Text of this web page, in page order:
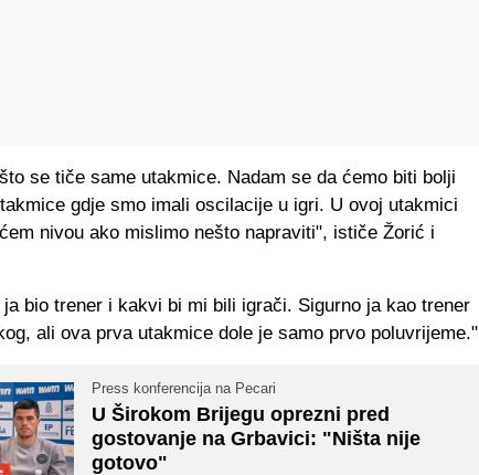
se tiče same utakmice. Nadam se da ćemo biti bolji
gdje smo imali oscilacije u igri. U ovoj utakmici
nivou ako mislimo nešto napraviti", ističe Žorić i
bio trener i kakvi bi mi bili igrači. Sigurno ja kao trener
ali ova prva utakmice dole je samo prvo poluvrijeme."
Press konferencija na Pecari
U Širokom Brijegu oprezni pred
gostovanje na Grbavici: "Ništa nije
gotovo"